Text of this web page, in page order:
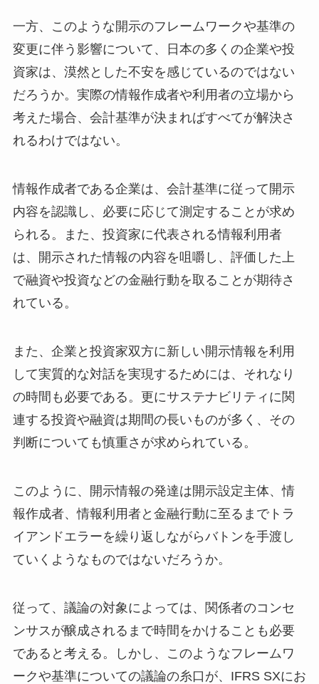
一方、このような開示のフレームワークや基準の
変更に伴う影響について、日本の多くの企業や投
資家は、漠然とした不安を感じているのではない
だろうか。実際の情報作成者や利用者の立場から
考えた場合、会計基準が決まればすべてが解決さ
れるわけではない。
情報作成者である企業は、会計基準に従って開示
内容を認識し、必要に応じて測定することが求め
られる。また、投資家に代表される情報利用者
は、開示された情報の内容を咀嚼し、評価した上
で融資や投資などの金融行動を取ることが期待さ
れている。
また、企業と投資家双方に新しい開示情報を利用
して実質的な対話を実現するためには、それなり
の時間も必要である。更にサステナビリティに関
連する投資や融資は期間の長いものが多く、その
判断についても慎重さが求められている。
このように、開示情報の発達は開示設定主体、情
報作成者、情報利用者と金融行動に至るまでトラ
イアンドエラーを繰り返しながらバトンを手渡し
ていくようなものではないだろうか。
従って、議論の対象によっては、関係者のコンセ
ンサスが醸成されるまで時間をかけることも必要
であると考える。しかし、このようなフレームワ
ークや基準についての議論の糸口が、IFRS SXにお